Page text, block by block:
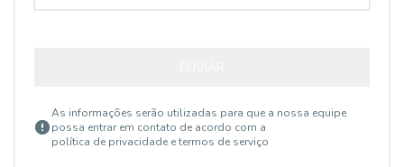
As informações serão utilizadas para que a nossa equipe
possa entrar em contato de acordo com a
política de privacidade e termos de serviço